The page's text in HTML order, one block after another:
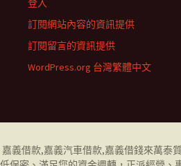
登入
訂閱網站內容的資訊提供
訂閱留言的資訊提供
WordPress.org 台灣繁體中文
嘉義借款,嘉義汽車借款,嘉義借錢來萬泰